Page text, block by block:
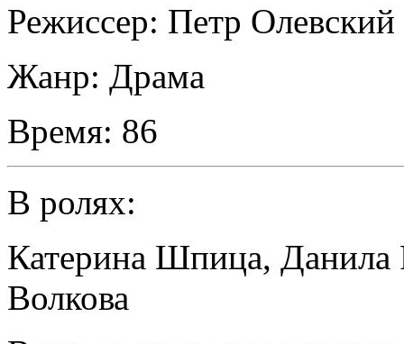
Режиссер: Петр Олевский
Жанр: Драма
Время: 86
В ролях:
Катерина Шпица, Данила
Волкова